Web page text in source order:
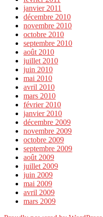
janvier 2011
décembre 2010
novembre 2010
octobre 2010
septembre 2010
août 2010
juillet 2010
juin 2010
mai 2010
avril 2010
mars 2010
février 2010
janvier 2010
décembre 2009
novembre 2009
octobre 2009
septembre 2009
août 2009
juillet 2009
juin 2009
mai 2009
avril 2009
mars 2009